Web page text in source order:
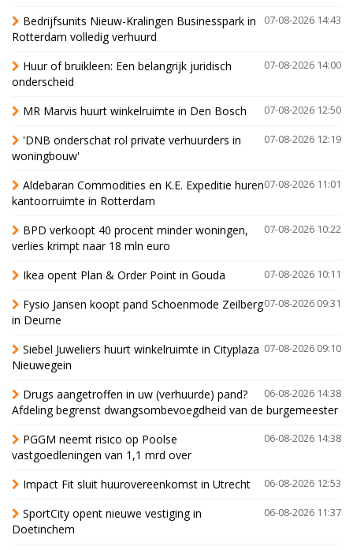
07-08-2026 14:43
Bedrijfsunits Nieuw-Kralingen Businesspark in
Rotterdam volledig verhuurd
07-08-2026 14:00
Huur of bruikleen: Een belangrijk juridisch
onderscheid
07-08-2026 12:50
MR Marvis huurt winkelruimte in Den Bosch
07-08-2026 12:19
'DNB onderschat rol private verhuurders in
woningbouw'
07-08-2026 11:01
Aldebaran Commodities en K.E. Expeditie huren
kantoorruimte in Rotterdam
07-08-2026 10:22
BPD verkoopt 40 procent minder woningen,
verlies krimpt naar 18 mln euro
07-08-2026 10:11
Ikea opent Plan & Order Point in Gouda
07-08-2026 09:31
Fysio Jansen koopt pand Schoenmode Zeilberg
in Deurne
07-08-2026 09:10
Siebel Juweliers huurt winkelruimte in Cityplaza
Nieuwegein
06-08-2026 14:38
Drugs aangetroffen in uw (verhuurde) pand?
Afdeling begrenst dwangsombevoegdheid van de burgemeester
06-08-2026 14:38
PGGM neemt risico op Poolse
vastgoedleningen van 1,1 mrd over
06-08-2026 12:53
Impact Fit sluit huurovereenkomst in Utrecht
06-08-2026 11:37
SportCity opent nieuwe vestiging in
Doetinchem